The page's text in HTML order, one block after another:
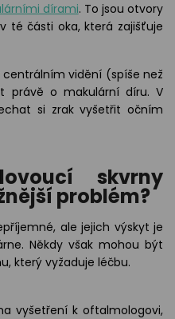
dírami. To jsou otvory
té části oka, která zajišťuje
centrálním vidění (spíše než
právě o makulární díru. V
si zrak vyšetřit očním
skvrny
problém?
ale jejich výskyt je
Někdy však mohou být
který vyžaduje léčbu.
vyšetření k oftalmologovi,